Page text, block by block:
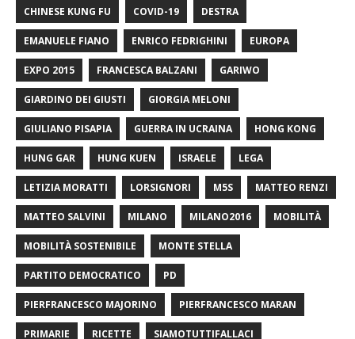
CHINESE KUNG FU COVID-19 DESTRA
EMANUELE FIANO ENRICO FEDRIGHINI EUROPA
EXPO 2015 FRANCESCA BALZANI GARIWO
GIARDINO DEI GIUSTI GIORGIA MELONI
GIULIANO PISAPIA GUERRA IN UCRAINA HONG KONG
HUNG GAR HUNG KUEN ISRAELE LEGA
LETIZIA MORATTI LORSIGNORI M5S MATTEO RENZI
MATTEO SALVINI MILANO MILANO2016 MOBILITÀ
MOBILITÀ SOSTENIBILE MONTE STELLA
PARTITO DEMOCRATICO PD
PIERFRANCESCO MAJORINO PIERFRANCESCO MARAN
PRIMARIE RICETTE SIAMOTUTTIFALLACI